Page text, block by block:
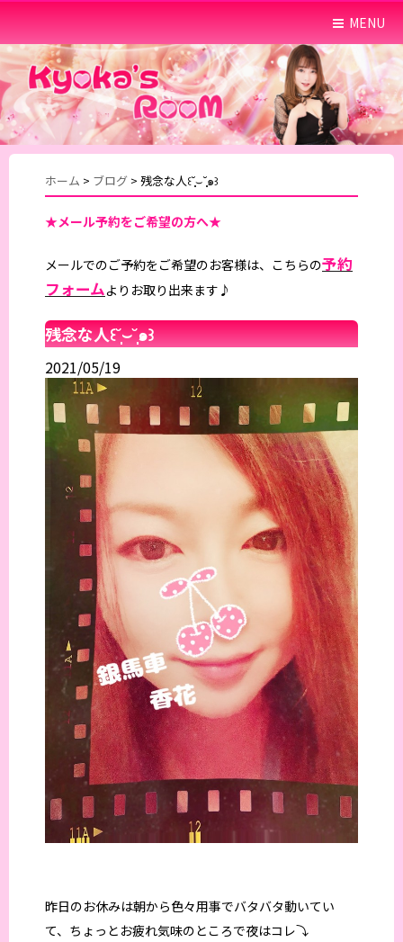
MENU
ホーム > ブログ > 残念な人꒰˘̩̩̩⌣˘̩̩̩๑꒱
★メール予約をご希望の方へ★
メールでのご予約をご希望のお客様は、こちらの予約
フォームよりお取り出来ます♪
残念な人꒰˘̩̩̩⌣˘̩̩̩๑꒱
2021/05/19
昨日のお休みは朝から色々用事でバタバタ動いてい
て、ちょっとお疲れ気味のところで夜はコレ⤵︎